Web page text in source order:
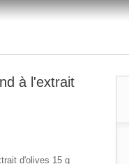
à l'extrait
d'olives 15 g